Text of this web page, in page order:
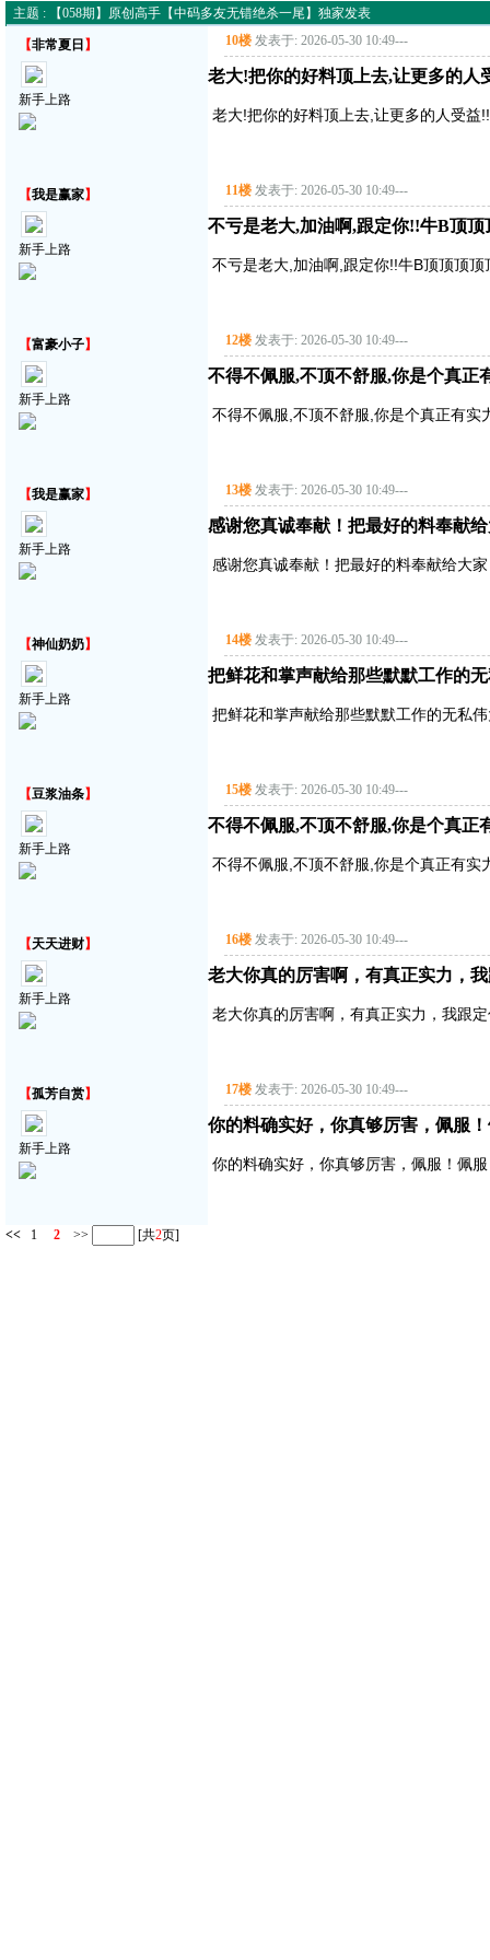
主题 : 【058期】原创高手【中码多友无错绝杀一尾】独家发表
【非常夏日 】
新手上路
10楼 发表于: 2026-05-30 10:49---
老大!把你的好料顶上去,让更多的人
老大!把你的好料顶上去,让更多的人受益
【我是赢家】
新手上路
11楼 发表于: 2026-05-30 10:49---
不亏是老大,加油啊,跟定你!!牛B顶顶
不亏是老大,加油啊,跟定你!!牛B顶顶顶顶
【富豪小子】
新手上路
12楼 发表于: 2026-05-30 10:49---
不得不佩服,不顶不舒服,你是个真正
不得不佩服,不顶不舒服,你是个真正有实
【我是赢家】
新手上路
13楼 发表于: 2026-05-30 10:49---
感谢您真诚奉献！把最好的料奉献
感谢您真诚奉献！把最好的料奉献给大
【神仙奶奶】
新手上路
14楼 发表于: 2026-05-30 10:49---
把鲜花和掌声献给那些默默工作的
把鲜花和掌声献给那些默默工作的无私
【豆浆油条】
新手上路
15楼 发表于: 2026-05-30 10:49---
不得不佩服,不顶不舒服,你是个真正
不得不佩服,不顶不舒服,你是个真正有实
【天天进财】
新手上路
16楼 发表于: 2026-05-30 10:49---
老大你真的厉害啊，有真正实力，
老大你真的厉害啊，有真正实力，我跟
【孤芳自赏】
新手上路
17楼 发表于: 2026-05-30 10:49---
你的料确实好，你真够厉害，佩服
你的料确实好，你真够厉害，佩服！佩
<< 1 2 >> [共2页]